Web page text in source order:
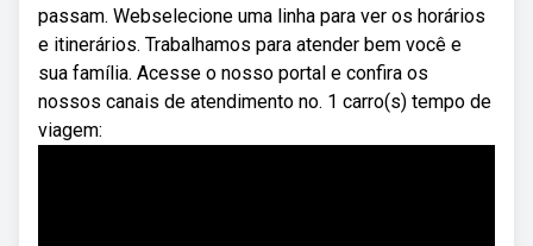
passam. Webselecione uma linha para ver os horários
e itinerários. Trabalhamos para atender bem você e
sua família. Acesse o nosso portal e confira os
nossos canais de atendimento no. 1 carro(s) tempo de
viagem: